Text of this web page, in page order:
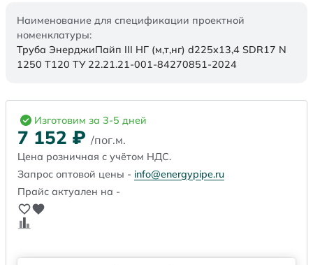
Наименование для спецификации проектной
номенклатуры:
Труба ЭнерджиПайп III НГ (м,т,нг) d225x13,4 SDR17 N
1250 Т120 ТУ 22.21.21-001-84270851-2024
Изготовим за 3-5 дней
7 152 ₽ /пог.м.
Цена розничная с учётом НДС.
Запрос оптовой цены - info@energypipe.ru
Прайс актуален на -